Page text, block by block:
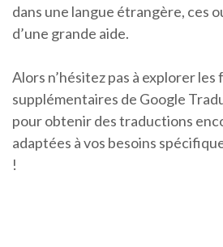
dans une langue étrangère, ces
d’une grande aide.
Alors n’hésitez pas à explorer
supplémentaires de Google
pour obtenir des traductions
adaptées à vos besoins
!